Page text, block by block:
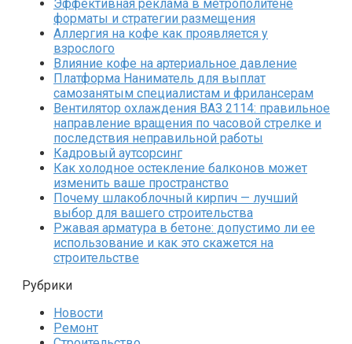
Эффективная реклама в метрополитене
форматы и стратегии размещения
Аллергия на кофе как проявляется у
взрослого
Влияние кофе на артериальное давление
Платформа Наниматель для выплат
самозанятым специалистам и фрилансерам
Вентилятор охлаждения ВАЗ 2114: правильное
направление вращения по часовой стрелке и
последствия неправильной работы
Кадровый аутсорсинг
Как холодное остекление балконов может
изменить ваше пространство
Почему шлакоблочный кирпич — лучший
выбор для вашего строительства
Ржавая арматура в бетоне: допустимо ли ее
использование и как это скажется на
строительстве
Рубрики
Новости
Ремонт